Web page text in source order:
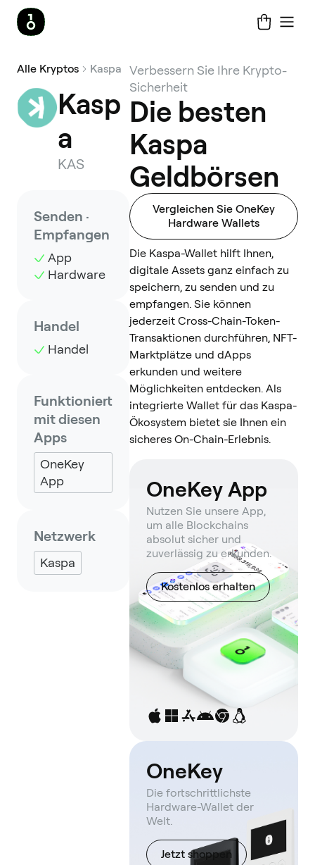
Alle Kryptos Kaspa
Kasp
a
KAS
Senden ·
Empfangen
App
Hardware
Handel
Handel
Funktioniert
mit diesen
Apps
OneKey
App
Netzwerk
Kaspa
Verbessern Sie Ihre Krypto-
Sicherheit
Die besten
Kaspa
Geldbörsen
Vergleichen Sie OneKey
Hardware Wallets
Die Kaspa-Wallet hilft Ihnen,
digitale Assets ganz einfach zu
speichern, zu senden und zu
empfangen. Sie können
jederzeit Cross-Chain-Token-
Transaktionen durchführen, NFT-
Marktplätze und dApps
erkunden und weitere
Möglichkeiten entdecken. Als
integrierte Wallet für das Kaspa-
Ökosystem bietet sie Ihnen ein
sicheres On-Chain-Erlebnis.
OneKey App
Nutzen Sie unsere App,
um alle Blockchains
absolut sicher und
zuverlässig zu erkunden.
Kostenlos erhalten
OneKey
Die fortschrittlichste
Hardware-Wallet der
Welt.
Jetzt shoppen